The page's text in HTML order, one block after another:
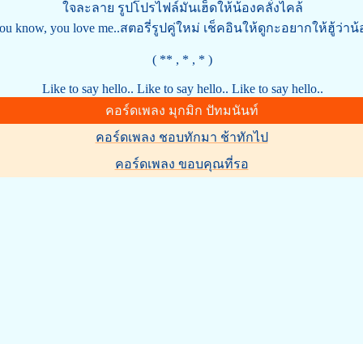
ใจละลาย รูปโปรไฟล์มันเฮ็ดให้น้องคลั่งไคล้
know, you love me..สตอรี่รูปคู่ใหม่ เช็คอินให้ดูกะอยากให้ฮู้ว่าน้
( ** , * , * )
Like to say hello.. Like to say hello.. Like to say hello..
คอร์ดเพลง มุกมิก ปัทมนันท์
คอร์ดเพลง ชอบทักมา ช้าทักไป
คอร์ดเพลง ขอบคุณที่รอ